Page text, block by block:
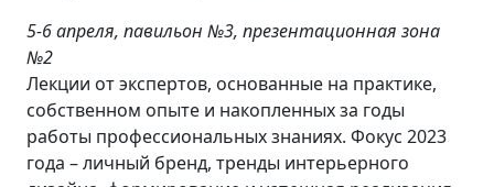
5-6 апреля, павильон №3, презентационная зона
№2
Лекции от экспертов, основанные на практике,
собственном опыте и накопленных за годы
работы профессиональных знаниях. Фокус 2023
года – личный бренд, тренды интерьерного